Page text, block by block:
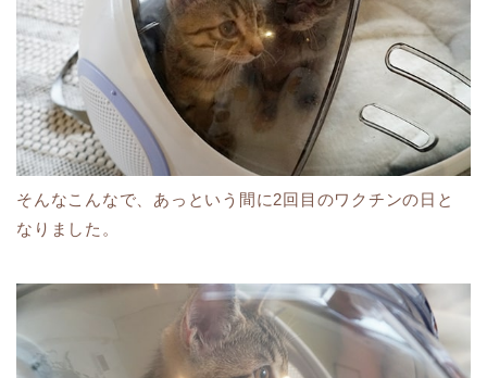
そんなこんなで、あっという間に2回目のワクチンの日と
なりました。